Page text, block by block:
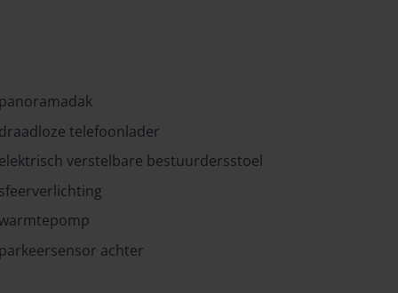
panoramadak
draadloze telefoonlader
elektrisch verstelbare bestuurdersstoel
sfeerverlichting
parkeersensor achter